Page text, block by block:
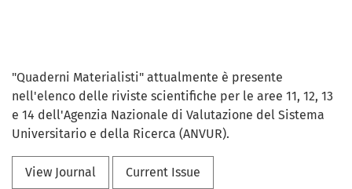
"Quaderni Materialisti" attualmente è presente
nell'elenco delle riviste scientifiche per le aree 11, 12, 13
e 14 dell'Agenzia Nazionale di Valutazione del Sistema
Universitario e della Ricerca (ANVUR).
View Journal Current Issue